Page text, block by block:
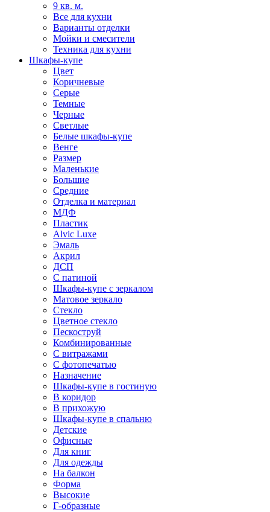
9 кв. м.
Все для кухни
Варианты отделки
Мойки и смесители
Техника для кухни
Шкафы-купе
Цвет
Коричневые
Серые
Темные
Черные
Светлые
Белые шкафы-купе
Венге
Размер
Маленькие
Большие
Средние
Отделка и материал
МДФ
Пластик
Alvic Luxe
Эмаль
Акрил
ДСП
С патиной
Шкафы-купе с зеркалом
Матовое зеркало
Стекло
Цветное стекло
Пескоструй
Комбинированные
С витражами
С фотопечатью
Назначение
Шкафы-купе в гостиную
В коридор
В прихожую
Шкафы-купе в спальню
Детские
Офисные
Для книг
Для одежды
На балкон
Форма
Высокие
Г-образные